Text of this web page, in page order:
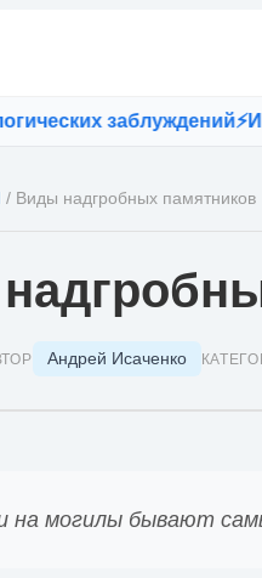
заблуждений⚡ИИ
/ Виды надгробных памятников
Андрей Исаченко
на могилы бывают